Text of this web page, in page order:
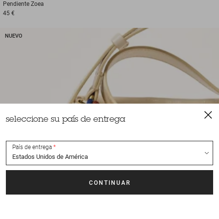
Pendiente Zoea
45 €
NUEVO
seleccione su país de entrega
País de entrega